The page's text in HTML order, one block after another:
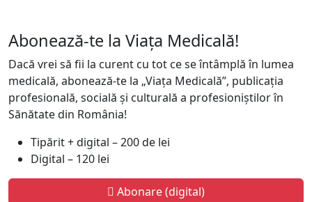
Abonează-te la Viața Medicală!
Dacă vrei să fii la curent cu tot ce se întâmplă în lumea
medicală, abonează-te la „Viața Medicală”, publicația
profesională, socială și culturală a profesioniștilor în
Sănătate din România!
Tipărit + digital – 200 de lei
Digital – 120 lei
Abonare (digital)